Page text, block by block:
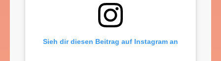
Sieh dir diesen Beitrag auf Instagram an